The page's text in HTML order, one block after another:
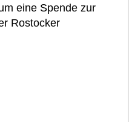
eine Spende zur
Rostocker